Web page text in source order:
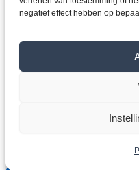
negatief effect hebben op
Copyright © 2026 VYBO-